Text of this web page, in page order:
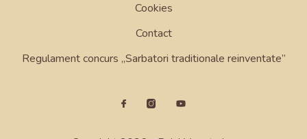
Cookies
Contact
Regulament concurs „Sarbatori traditionale reinventate”